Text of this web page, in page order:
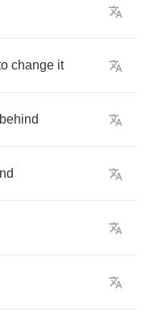
change it
behind